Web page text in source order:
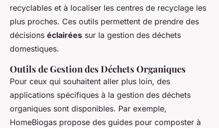
recyclables et à localiser les centres de recyclage les
plus proches. Ces outils permettent de prendre des
décisions éclairées sur la gestion des déchets
domestiques.
Outils de Gestion des Déchets Organiques
Pour ceux qui souhaitent aller plus loin, des
applications spécifiques à la gestion des déchets
organiques sont disponibles. Par exemple,
HomeBiogas propose des guides pour composter à